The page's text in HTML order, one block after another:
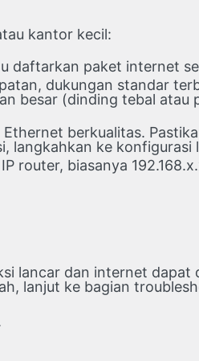
kantor kecil:
daftarkan paket internet
dukungan standar
besar (dinding tebal atau
berkualitas.
langkahkan ke konfigurasi
router, biasanya
lancar dan internet dapat
lanjut ke bagian